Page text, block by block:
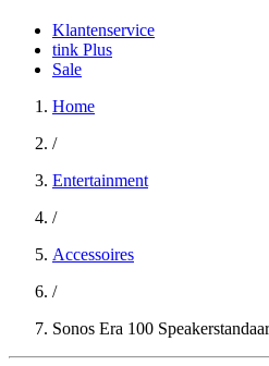
Klantenservice
tink Plus
Sale
Home
/
Entertainment
/
Accessoires
/
Sonos Era 100